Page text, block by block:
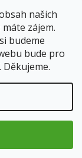
našich
zájem.
budeme
bude pro
. Děkujeme.
olej,